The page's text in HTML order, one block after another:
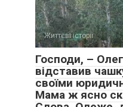
Життєві історії
Господи, – Олег
відставив
своїми
Мама ж ясно